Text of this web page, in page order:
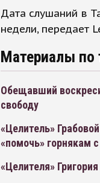
Дата слушаний в
недели, передает
Материалы по
Обещавший
свободу
«Целитель»
«помочь» горнякам
«Целителя»